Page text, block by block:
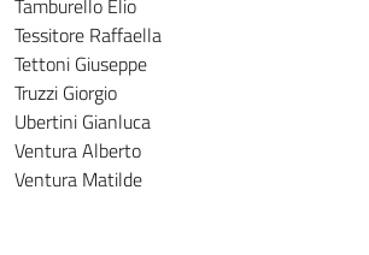
Tamburello Elio
Tessitore Raffaella
Tettoni Giuseppe
Truzzi Giorgio
Ubertini Gianluca
Ventura Alberto
Ventura Matilde